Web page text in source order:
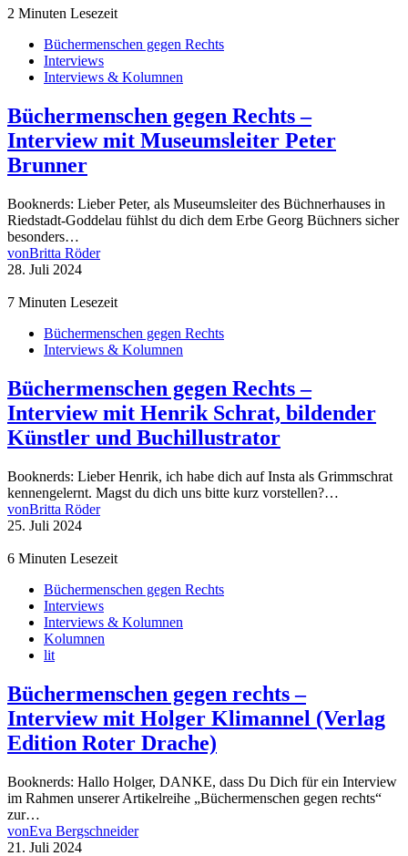
2 Minuten Lesezeit
Büchermenschen gegen Rechts
Interviews
Interviews & Kolumnen
Büchermenschen gegen Rechts –
Interview mit Museumsleiter Peter
Brunner
Booknerds: Lieber Peter, als Museumsleiter des Büchnerhauses in
Riedstadt-Goddelau fühlst du dich dem Erbe Georg Büchners sicher
besonders…
vonBritta Röder
28. Juli 2024
7 Minuten Lesezeit
Büchermenschen gegen Rechts
Interviews & Kolumnen
Büchermenschen gegen Rechts –
Interview mit Henrik Schrat, bildender
Künstler und Buchillustrator
Booknerds: Lieber Henrik, ich habe dich auf Insta als Grimmschrat
kennengelernt. Magst du dich uns bitte kurz vorstellen?…
vonBritta Röder
25. Juli 2024
6 Minuten Lesezeit
Büchermenschen gegen Rechts
Interviews
Interviews & Kolumnen
Kolumnen
lit
Büchermenschen gegen rechts –
Interview mit Holger Klimannel (Verlag
Edition Roter Drache)
Booknerds: Hallo Holger, DANKE, dass Du Dich für ein Interview
im Rahmen unserer Artikelreihe „Büchermenschen gegen rechts“
zur…
vonEva Bergschneider
21. Juli 2024